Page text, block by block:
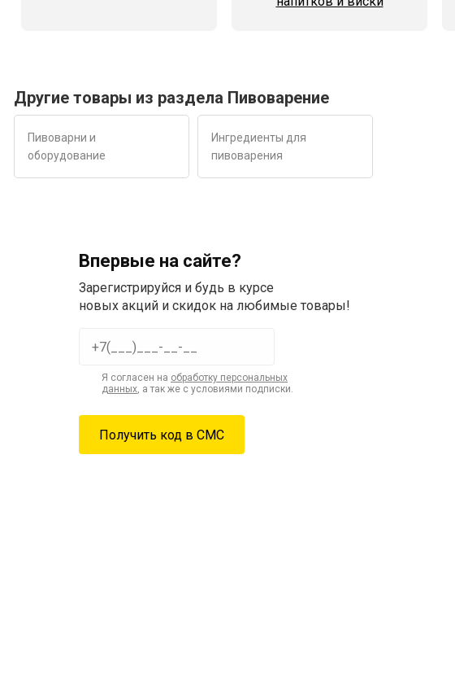
Другие товары из раздела Пивоварение
Пивоварни и
оборудование
Ингредиенты для
пивоварения
Впервые на сайте?
Зарегистрируйся и будь в курсе
новых акций и скидок на любимые товары!
Я согласен на обработку персональных
данных, а так же с условиями подписки.